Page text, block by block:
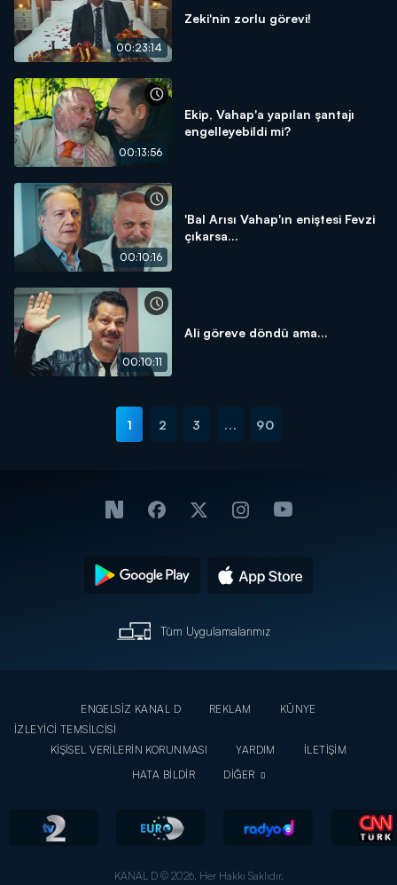
00:23:14
Zeki'nin zorlu görevi!
00:13:56
Ekip, Vahap'a yapılan şantajı
engelleyebildi mi?
00:10:16
'Bal Arısı Vahap'ın eniştesi Fevzi
çıkarsa...
00:10:11
Ali göreve döndü ama...
1 2 3 ... 90
Tüm Uygulamalarımız
ENGELSİZ KANAL D REKLAM
KÜNYE
İZLEYİCİ TEMSİLCİSİ
KİŞİSEL VERİLERİN KORUNMASI
YARDIM
İLETİŞİM
HATA BİLDİR
DİĞER
KANAL D © 2026. Her Hakkı Saklıdır.